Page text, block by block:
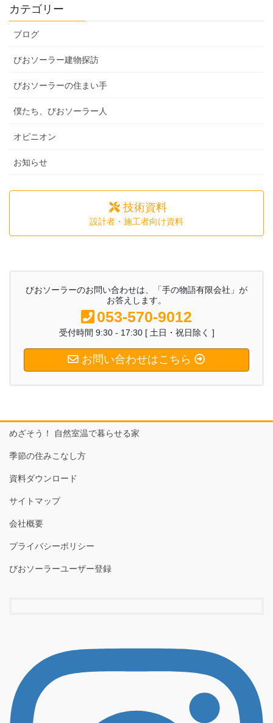
カテゴリー
ブログ
びおソーラー建物探訪
びおソーラーの住まい手
僕たち、びおソーラー人
オピニオン
お知らせ
技術資料
設計者・施工者向け資料
びおソーラーのお問い合わせは、「手の物語有限会社」が
お答えします。
053-570-9012
受付時間 9:30 - 17:30 [ 土日・祝日除く ]
お問い合わせはこちら
めざそう！ 自然室温で暮らせる家
季節の住みこなし方
資料ダウンロード
サイトマップ
会社概要
プライバシーポリシー
びおソーラーユーザー登録